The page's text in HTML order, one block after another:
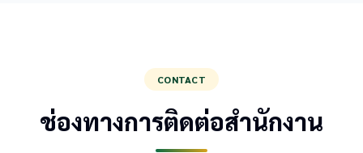
CONTACT
ช่องทางการติดต่อสำนักงาน